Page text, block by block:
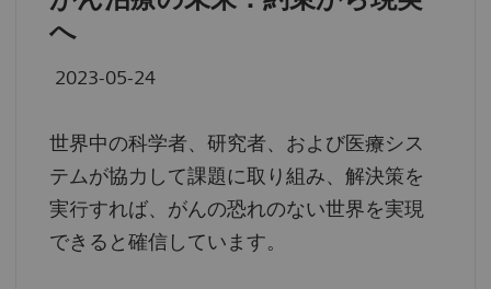
へ
2023-05-24
世界中の科学者、研究者、および医療シス
テムが協力して課題に取り組み、解決策を
実行すれば、がんの恐れのない世界を実現
できると確信しています。